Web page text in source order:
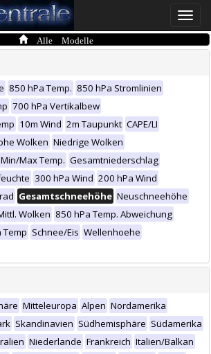
Toggle
Alle Modelle
850 hPa Temp. 850 hPa Stromlinien
700 hPa Vertikalbew
10m Wind 2m Taupunkt CAPE/LI
Wolken Niedrige Wolken
Min/Max Temp. Gesamtniederschlag
300 hPa Wind 200 hPa Wind
Gesamtschneehöhe Neuschneehöhe
Wolken 850 hPa Temp. Abweichung
Temp Schnee/Eis Wellenhoehe
Mitteleuropa Alpen Nordamerika
Skandinavien Südhemisphäre Südamerika
Niederlande Frankreich Italien/Balkan